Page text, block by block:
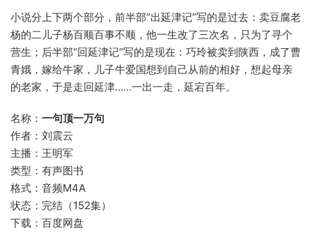
小说分上下两个部分，前半部“出延津记”写的是过去：卖豆腐老
杨的二儿子杨百顺百事不顺，他一生改了三次名，只为了寻个
营生；后半部“回延津记”写的是现在：巧玲被卖到陕西，成了曹
青娥，嫁给牛家，儿子牛爱国想到自己从前的相好，想起母亲
的老家，于是走回延津……一出一走，延宕百年。
名称： 一句顶一万句
作者：刘震云
主播：王明军
类型：有声图书
格式：音频M4A
状态：完结（152集）
下载：百度网盘